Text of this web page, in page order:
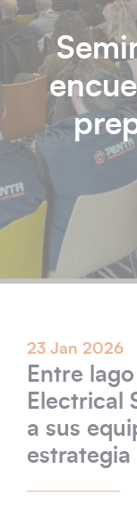
23 Jan 2026
Entre
Electrical
a sus